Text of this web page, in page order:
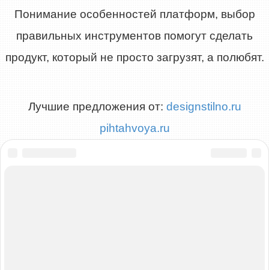
Понимание особенностей платформ, выбор
правильных инструментов помогут сделать
продукт, который не просто загрузят, а полюбят.
Лучшие предложения от: designstilno.ru
pihtahvoya.ru